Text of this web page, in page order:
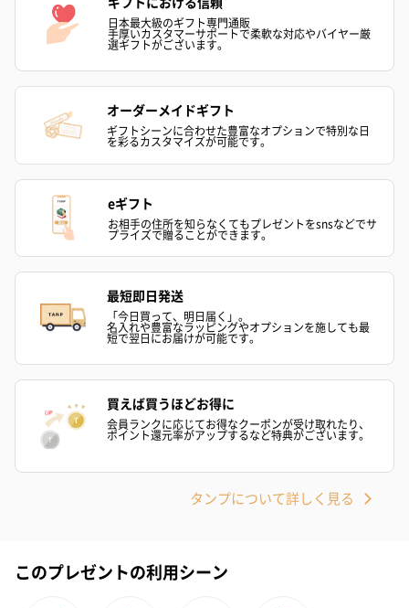
日本最大級のギフト専門通販
手厚いカスタマーサポートで柔軟な対応やバイヤー厳
選ギフトがございます。
オーダーメイドギフト
ギフトシーンに合わせた豊富なオプションで特別な日
を彩るカスタマイズが可能です。
eギフト
お相手の住所を知らなくてもプレゼントをsnsなどでサ
プライズで贈ることができます。
最短即日発送
「今日買って、明日届く」。
名入れや豊富なラッピングやオプションを施しても最
短で翌日にお届けが可能です。
買えば買うほどお得に
会員ランクに応じてお得なクーポンが受け取れたり、
ポイント還元率がアップするなど特典がございます。
タンプについて詳しく見る
このプレゼントの利用シーン